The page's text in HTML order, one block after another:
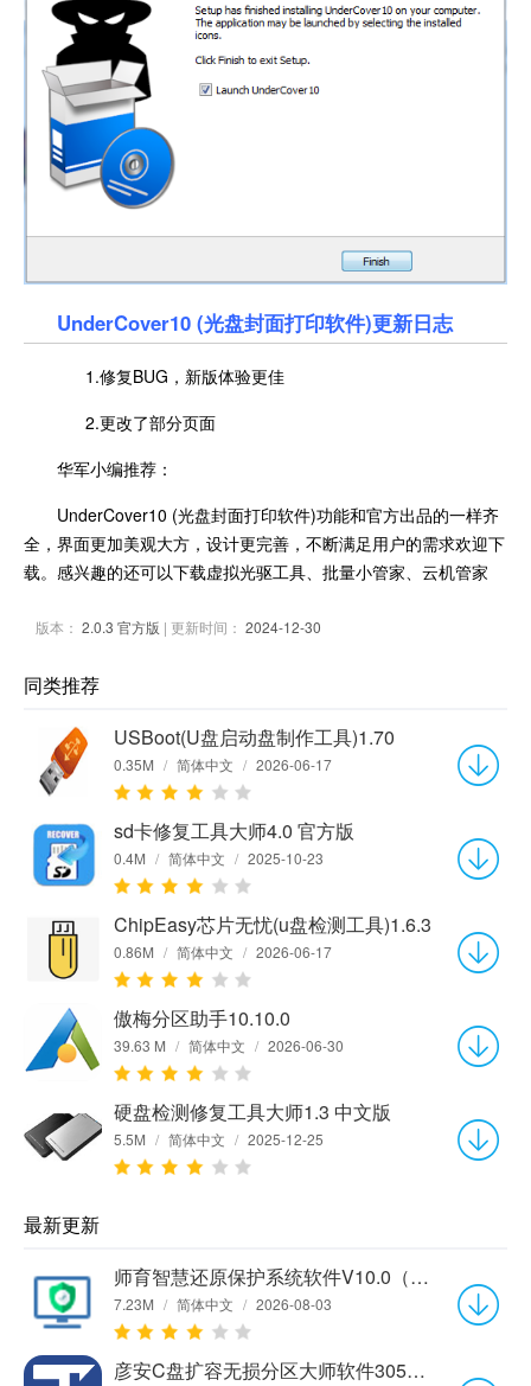
UnderCover10 (光盘封面打印软件)更新日志
1.修复BUG，新版体验更佳
2.更改了部分页面
华军小编推荐：
UnderCover10 (光盘封面打印软件)功能和官方出品的一样齐
全，界面更加美观大方，设计更完善，不断满足用户的需求欢迎下
载。感兴趣的还可以下载虚拟光驱工具、批量小管家、云机管家
版本： 2.0.3 官方版 | 更新时间： 2024-12-30
同类推荐
USBoot(U盘启动盘制作工具)1.70
0.35M / 简体中文 / 2026-06-17
sd卡修复工具大师4.0 官方版
0.4M / 简体中文 / 2025-10-23
ChipEasy芯片无忧(u盘检测工具)1.6.3
0.86M / 简体中文 / 2026-06-17
傲梅分区助手10.10.0
39.63 M / 简体中文 / 2026-06-30
硬盘检测修复工具大师1.3 中文版
5.5M / 简体中文 / 2025-12-25
最新更新
师育智慧还原保护系统软件V10.0（单机版）
7.23M / 简体中文 / 2026-08-03
彦安C盘扩容无损分区大师软件3056.7.20.117